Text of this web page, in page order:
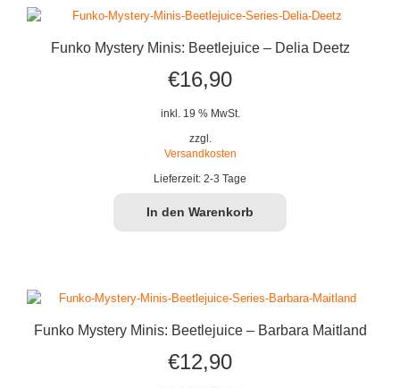
Funko Mystery Minis: Beetlejuice – Delia Deetz
€16,90
inkl. 19 % MwSt.
zzgl.
Versandkosten
Lieferzeit: 2-3 Tage
In den Warenkorb
Funko Mystery Minis: Beetlejuice – Barbara Maitland
€12,90